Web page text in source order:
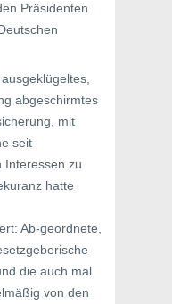
Präsidenten
abgeschirmtes
mit
seit
Interessen zu
hatte
Ab-geordnete,
die auch mal
von den